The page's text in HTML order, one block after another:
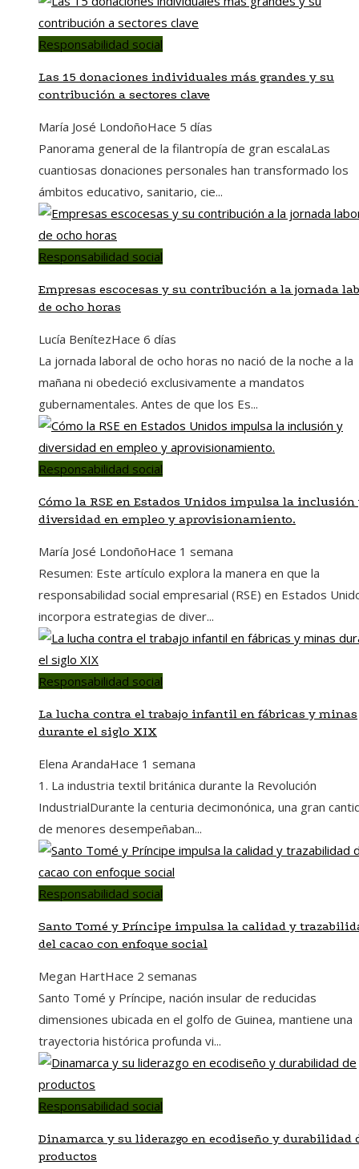
Responsabilidad social
Las 15 donaciones individuales más grandes y su
contribución a sectores clave
María José LondoñoHace 5 días
Panorama general de la filantropía de gran escalaLas
cuantiosas donaciones personales han transformado los
ámbitos educativo, sanitario, cie...
Responsabilidad social
Empresas escocesas y su contribución a la jornada
de ocho horas
Lucía BenítezHace 6 días
La jornada laboral de ocho horas no nació de la noche a la
mañana ni obedeció exclusivamente a mandatos
gubernamentales. Antes de que los Es...
Responsabilidad social
Cómo la RSE en Estados Unidos impulsa la inclusión
diversidad en empleo y aprovisionamiento.
María José LondoñoHace 1 semana
Resumen: Este artículo explora la manera en que la
responsabilidad social empresarial (RSE) en Estados
incorpora estrategias de diver...
Responsabilidad social
La lucha contra el trabajo infantil en fábricas y minas
durante el siglo XIX
Elena ArandaHace 1 semana
1. La industria textil británica durante la Revolución
IndustrialDurante la centuria decimonónica, una gran
de menores desempeñaban...
Responsabilidad social
Santo Tomé y Príncipe impulsa la calidad y
del cacao con enfoque social
Megan HartHace 2 semanas
Santo Tomé y Príncipe, nación insular de reducidas
dimensiones ubicada en el golfo de Guinea, mantiene una
trayectoria histórica profunda vi...
Responsabilidad social
Dinamarca y su liderazgo en ecodiseño y durabilidad
productos